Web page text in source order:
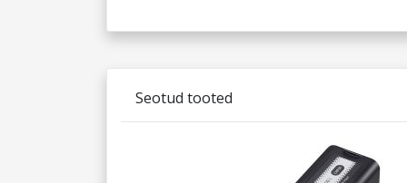
Seotud tooted